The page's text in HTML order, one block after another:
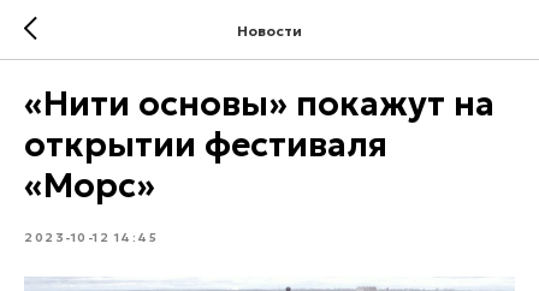
Новости
«Нити основы» покажут на
открытии фестиваля
«Морс»
2023-10-12 14:45